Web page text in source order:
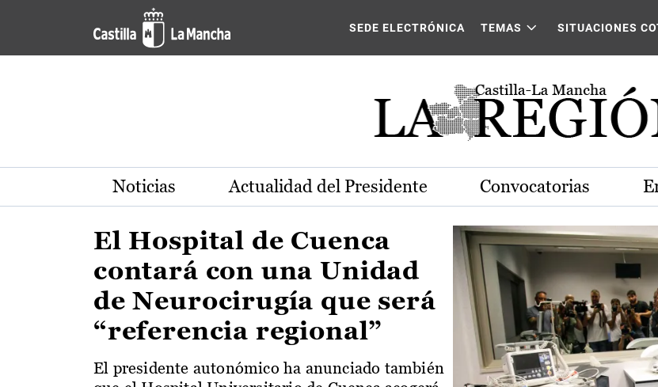
Pasar al contenido principal
Actualidad de la región de Castilla-La Mancha
SEDE ELECTRÓNICA TEMAS SITUACIONES
Noticias Actualidad del Presidente Convocatorias
El Hospital de Cuenca
contará con una Unidad
de Neurocirugía que será
“referencia regional”
El presidente autonómico ha anunciado también